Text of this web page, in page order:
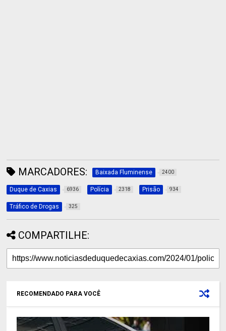
MARCADORES: Baixada Fluminense 2400
Duque de Caxias 6936 Polícia 2318 Prisão 934
Tráfico de Drogas 325
COMPARTILHE:
RECOMENDADO PARA VOCÊ